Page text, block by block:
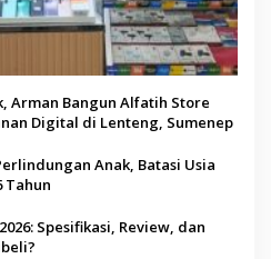
Arman Bangun Alfatih Store
Digital di Lenteng, Sumenep
Anak, Batasi Usia
Tahun
Spesifikasi, Review, dan